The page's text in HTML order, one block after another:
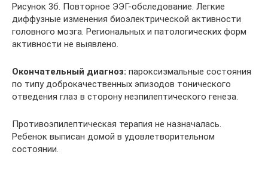
Рисунок 3б. Повторное ЭЭГ-обследование. Легкие
диффузные изменения биоэлектрической активности
головного мозга. Региональных и патологических форм
активности не выявлено.
Окончательный диагноз: пароксизмальные состояния
по типу доброкачественных эпизодов тонического
отведения глаз в сторону неэпилептического генеза.
Противоэпилептическая терапия не назначалась.
Ребенок выписан домой в удовлетворительном
состоянии.